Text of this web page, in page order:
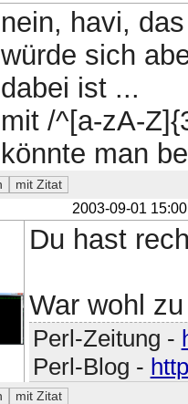
nein, havi,
würde sich
dabei ist ...
mit /^[a-zA-
könnte man
2003-09-01 15:00
Du hast
War wohl
Perl-Zeitung -
Perl-Blog -